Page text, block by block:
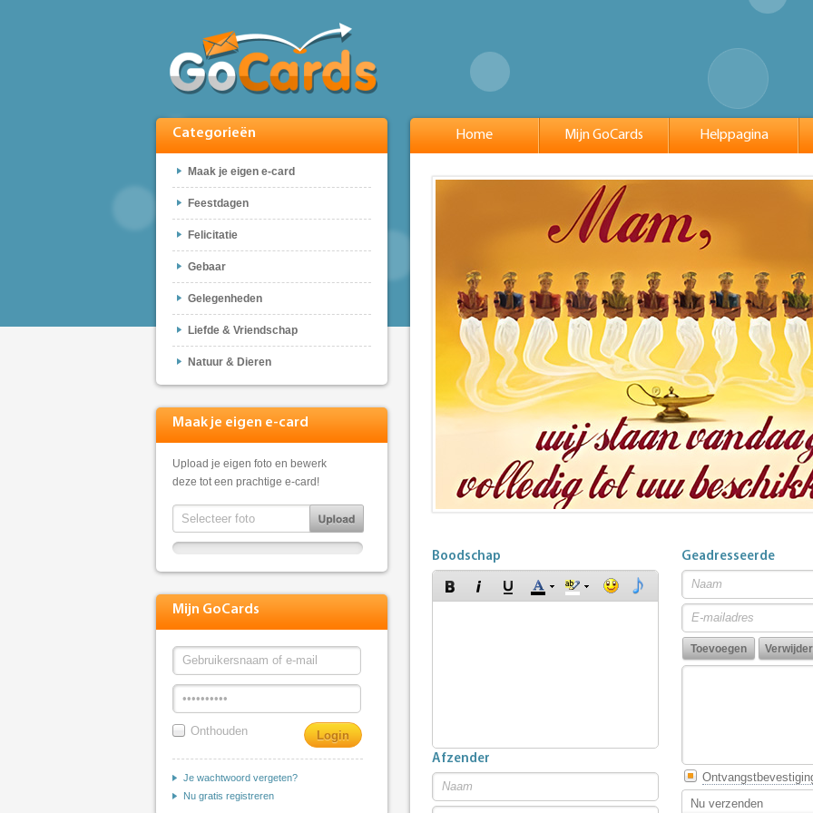
Categorieën
Maak je eigen e-card
Feestdagen
Felicitatie
Gebaar
Gelegenheden
Liefde & Vriendschap
Natuur & Dieren
Maak je eigen e-card
Upload je eigen foto en bewerk
deze tot een prachtige e-card!
Mijn GoCards
Onthouden
Je wachtwoord vergeten?
Nu gratis registreren
Home Mijn GoCards Helppagina
Boodschap
Afzender
Geadresseerde
Nu verzenden